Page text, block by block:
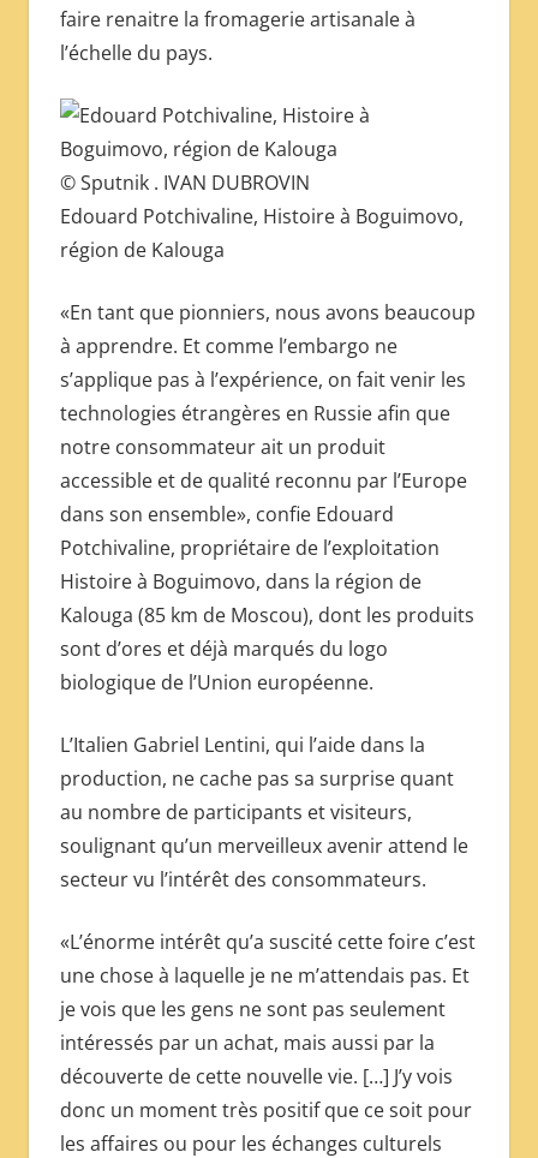
faire renaitre la fromagerie artisanale à
l’échelle du pays.
© Sputnik . IVAN DUBROVIN
Edouard Potchivaline, Histoire à Boguimovo,
région de Kalouga
«En tant que pionniers, nous avons beaucoup
à apprendre. Et comme l’embargo ne
s’applique pas à l’expérience, on fait venir les
technologies étrangères en Russie afin que
notre consommateur ait un produit
accessible et de qualité reconnu par l’Europe
dans son ensemble», confie Edouard
Potchivaline, propriétaire de l’exploitation
Histoire à Boguimovo, dans la région de
Kalouga (85 km de Moscou), dont les produits
sont d’ores et déjà marqués du logo
biologique de l’Union européenne.
L’Italien Gabriel Lentini, qui l’aide dans la
production, ne cache pas sa surprise quant
au nombre de participants et visiteurs,
soulignant qu’un merveilleux avenir attend le
secteur vu l’intérêt des consommateurs.
«L’énorme intérêt qu’a suscité cette foire c’est
une chose à laquelle je ne m’attendais pas. Et
je vois que les gens ne sont pas seulement
intéressés par un achat, mais aussi par la
découverte de cette nouvelle vie. […] J’y vois
donc un moment très positif que ce soit pour
les affaires ou pour les échanges culturels